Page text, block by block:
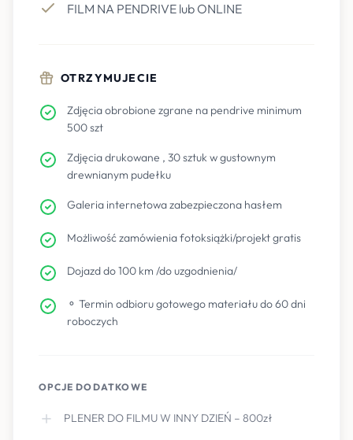
FILM NA PENDRIVE lub ONLINE
OTRZYMUJECIE
Zdjęcia obrobione zgrane na pendrive minimum
500 szt
Zdjęcia drukowane , 30 sztuk w gustownym
drewnianym pudełku
Galeria internetowa zabezpieczona hasłem
Możliwość zamówienia fotoksiążki/projekt gratis
Dojazd do 100 km /do uzgodnienia/
⚬ Termin odbioru gotowego materiału do 60 dni
roboczych
OPCJE DODATKOWE
PLENER DO FILMU W INNY DZIEŃ – 800zł